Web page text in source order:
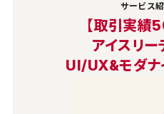
サービス
【取引実績
アイスリ
UI/UX&モダナ